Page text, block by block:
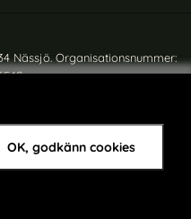
OK, godkänn cookies
Nässjö. Organisationsnummer: